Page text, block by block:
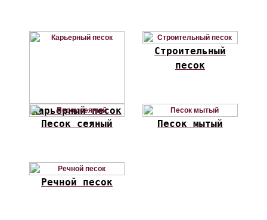
Карьерный песок
Строительный
песок
Песок сеяный Песок мытый
Речной песок